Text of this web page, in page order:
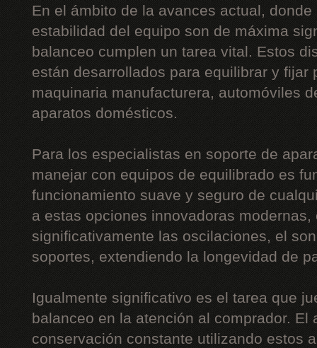
En el ámbito de la avances actual,
estabilidad del equipo son de máxima
balanceo cumplen un tarea vital. Estos
están desarrollados para equilibrar y fijar
maquinaria manufacturera, automóviles
aparatos domésticos.
Para los especialistas en soporte de
manejar con equipos de equilibrado es
funcionamiento suave y seguro de
a estas opciones innovadoras
significativamente las oscilaciones, el
soportes, extendiendo la longevidad de
Igualmente significativo es el tarea que
balanceo en la atención al comprador. El
conservación constante utilizando estos